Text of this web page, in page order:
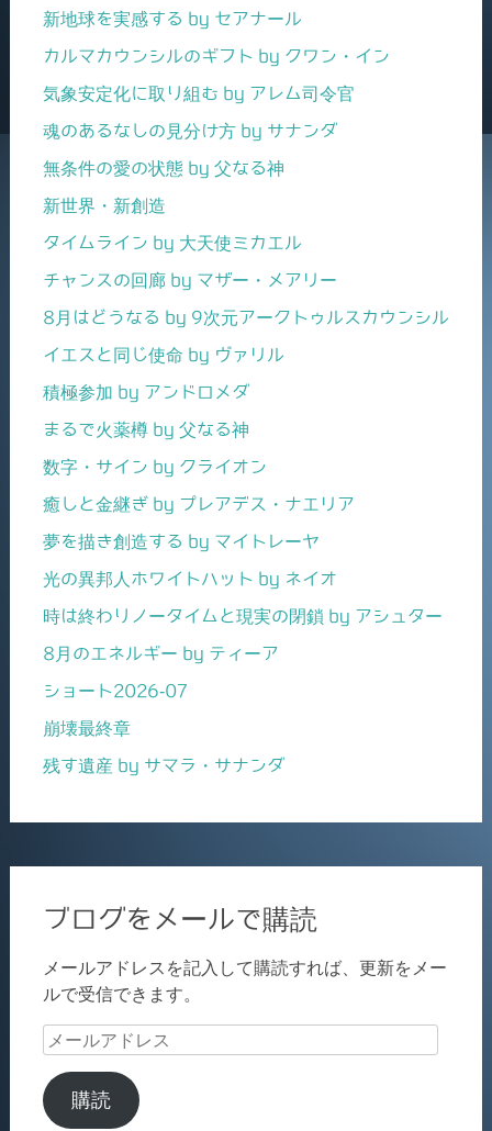
新地球を実感する by セアナール
カルマカウンシルのギフト by クワン・イン
気象安定化に取り組む by アレム司令官
魂のあるなしの見分け方 by サナンダ
無条件の愛の状態 by 父なる神
新世界・新創造
タイムライン by 大天使ミカエル
チャンスの回廊 by マザー・メアリー
8月はどうなる by 9次元アークトゥルスカウンシル
イエスと同じ使命 by ヴァリル
積極参加 by アンドロメダ
まるで火薬樽 by 父なる神
数字・サイン by クライオン
癒しと金継ぎ by プレアデス・ナエリア
夢を描き創造する by マイトレーヤ
光の異邦人ホワイトハット by ネイオ
時は終わりノータイムと現実の閉鎖 by アシュター
8月のエネルギー by ティーア
ショート2026-07
崩壊最終章
残す遺産 by サマラ・サナンダ
ブログをメールで購読
メールアドレスを記入して購読すれば、更新をメー
ルで受信できます。
メ
ル
ア
購読